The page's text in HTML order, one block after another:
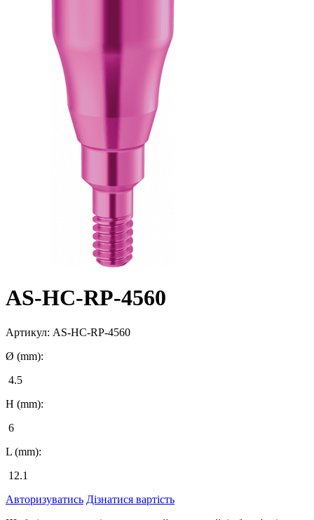
AS-HC-RP-4560
Артикул: AS-HC-RP-4560
Ø (mm):
4.5
H (mm):
6
L (mm):
12.1
Авторизуватись Дізнатися вартість